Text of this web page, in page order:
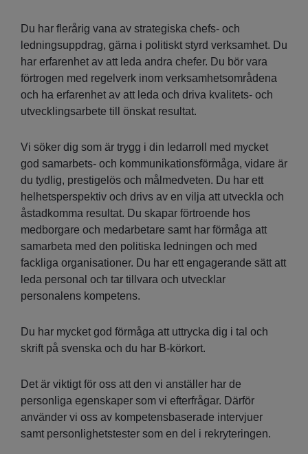
Du har flerårig vana av strategiska chefs- och
ledningsuppdrag, gärna i politiskt styrd verksamhet. Du
har erfarenhet av att leda andra chefer. Du bör vara
förtrogen med regelverk inom verksamhetsområdena
och ha erfarenhet av att leda och driva kvalitets- och
utvecklingsarbete till önskat resultat.
Vi söker dig som är trygg i din ledarroll med mycket
god samarbets- och kommunikationsförmåga, vidare är
du tydlig, prestigelös och målmedveten. Du har ett
helhetsperspektiv och drivs av en vilja att utveckla och
åstadkomma resultat. Du skapar förtroende hos
medborgare och medarbetare samt har förmåga att
samarbeta med den politiska ledningen och med
fackliga organisationer. Du har ett engagerande sätt att
leda personal och tar tillvara och utvecklar
personalens kompetens.
Du har mycket god förmåga att uttrycka dig i tal och
skrift på svenska och du har B-körkort.
Det är viktigt för oss att den vi anställer har de
personliga egenskaper som vi efterfrågar. Därför
använder vi oss av kompetensbaserade intervjuer
samt personlighetstester som en del i rekryteringen.